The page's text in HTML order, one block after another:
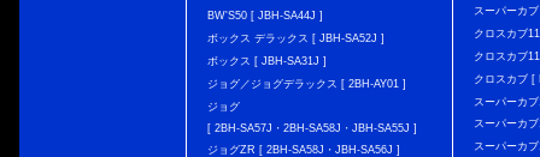
BW'S50 [ JBH-SA44J ]
ボックス デラックス [ JBH-SA52J ]
ボックス [ JBH-SA31J ]
ジョグ／ジョグデラックス [ 2BH-AY01 ]
ジョグ
[ 2BH-SA57J・2BH-SA58J・JBH-SA55J ]
ジョグZR [ 2BH-SA58J・JBH-SA56J ]
スーパーカ
クロスカブ
クロスカブ
クロスカブ [
スーパーカ
スーパーカ
スーパーカ